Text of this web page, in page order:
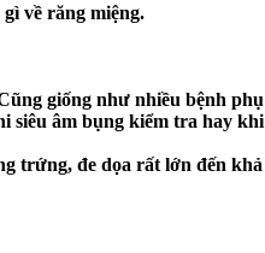
về răng miệng.
giống như nhiều bệnh
siêu âm bụng kiểm tra hay
trứng, đe dọa rất lớn đến